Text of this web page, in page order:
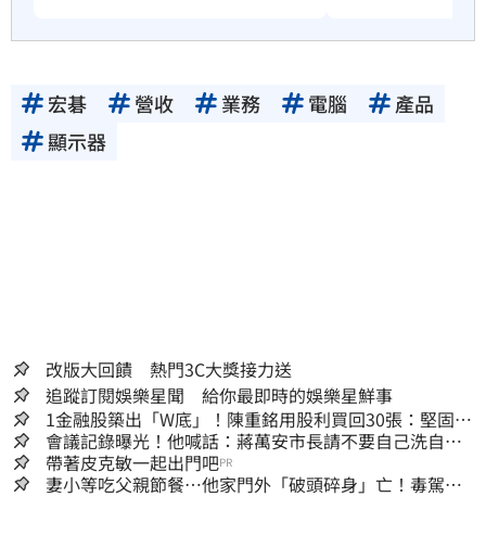
宏碁 營收 業務 電腦
產品
顯示器
改版大回饋 熱門3C大獎接力送
追蹤訂閱娛樂星聞 給你最即時的娛樂星鮮事
1金融股築出「W底」！陳重銘用股利買回30張：堅固穩
定的搖錢樹
會議記錄曝光！他喊話：蔣萬安市長請不要自己洗自己
的記憶好嗎？
帶著皮克敏一起出門吧PR
妻小等吃父親節餐⋯他家門外「破頭碎身」亡！毒駕男